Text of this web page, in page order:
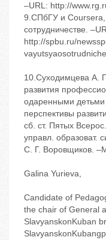
–URL: http://
9.СПбГУ и Coursera,
сотрудничестве.
http://spbu.ru/
10.Суходимцева А.
развития
одаренными
перспективы
сб. ст. Пятых
управл. образоват.
С. Г. Воровщиков.
Galina Yurieva,
Candidate of
the chair of General
SlavyanskonKuban